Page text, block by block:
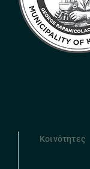
Κοινότητες